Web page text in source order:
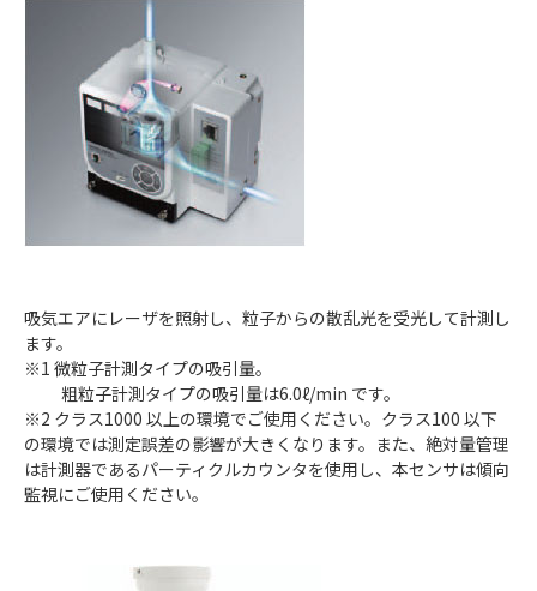
吸気エアにレーザを照射し、粒子からの散乱光を受光して計測し
ます。
※1 微粒子計測タイプの吸引量。
粗粒子計測タイプの吸引量は6.0ℓ/min です。
※2 クラス1000 以上の環境でご使用ください。クラス100 以下
の環境では測定誤差の影響が大きくなります。また、絶対量管理
は計測器であるパーティクルカウンタを使用し、本センサは傾向
監視にご使用ください。